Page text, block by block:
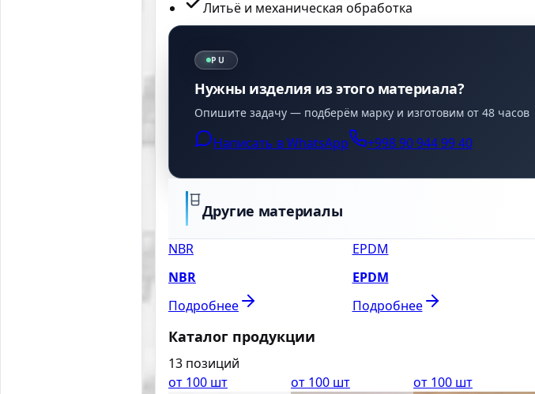
Литьё и механическая обработка
PU
Нужны изделия из этого материала?
Опишите задачу — подберём марку и изготовим от 48 часов
Написать в WhatsApp +998 90 944 99 40
Другие материалы
NBR
NBR
Подробнее
EPDM
EPDM
Подробнее
Каталог продукции
13 позиций
от 100 шт
от 100 шт от 100 шт